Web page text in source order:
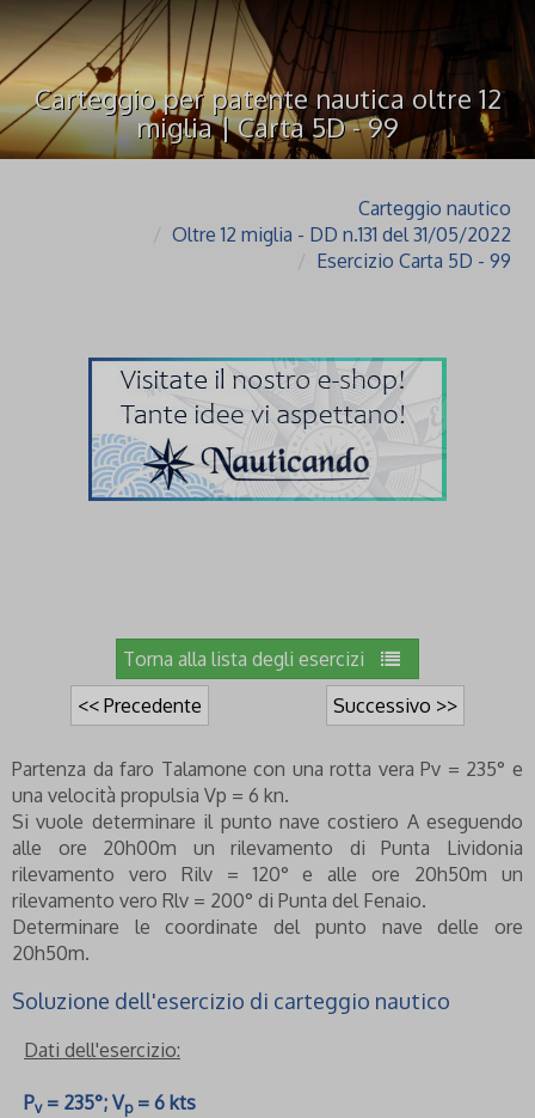
Carteggio per patente nautica oltre 12
miglia | Carta 5D - 99
Carteggio nautico
Oltre 12 miglia - DD n.131 del 31/05/2022
Esercizio Carta 5D - 99
Torna alla lista degli esercizi
<< Precedente
Successivo >>
Partenza da faro Talamone con una rotta vera Pv = 235° e
una velocità propulsia Vp = 6 kn.
Si vuole determinare il punto nave costiero A eseguendo
alle ore 20h00m un rilevamento di Punta Lividonia
rilevamento vero Rilv = 120° e alle ore 20h50m un
rilevamento vero Rlv = 200° di Punta del Fenaio.
Determinare le coordinate del punto nave delle ore
20h50m.
Soluzione dell'esercizio di carteggio nautico
Dati dell'esercizio:
Pv= 235°; Vp= 6 kts